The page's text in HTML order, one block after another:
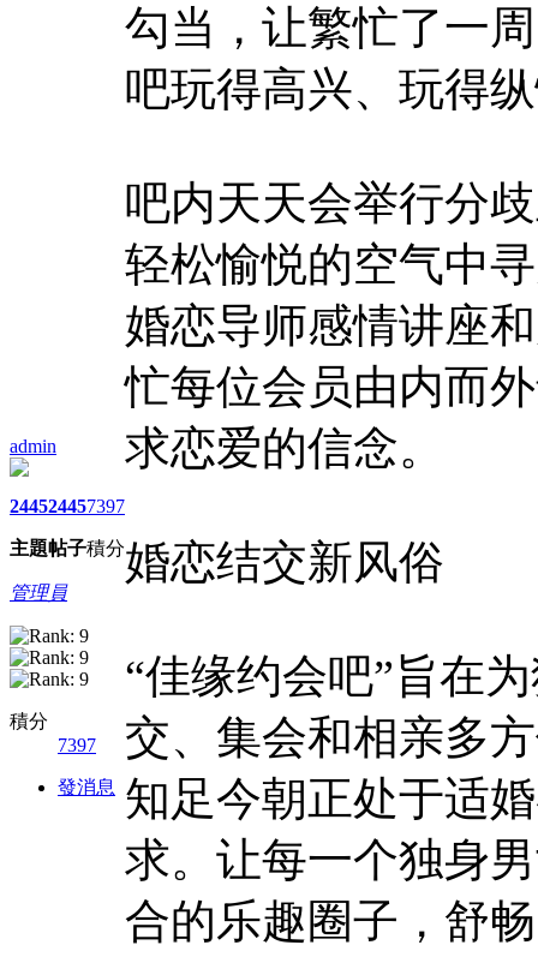
admin
2445
主題
2445
帖子
7397
積分
管理員
積分
7397
發消息
勾当，让繁忙了一
吧玩得高兴、玩得
吧内天天会举行分
轻松愉悦的空气中
婚恋导师感情讲座
忙每位会员由内而
求恋爱的信念。
婚恋结交新风俗
“佳缘约会吧”旨在
交、集会和相亲多
知足今朝正处于适
求。让每一个独身
合的乐趣圈子，舒